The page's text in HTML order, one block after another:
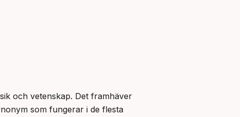
och vetenskap. Det framhäver
som fungerar i de flesta